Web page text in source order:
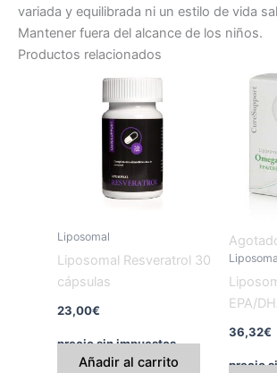
variada y equilibrada ni un estilo de vida
Mantener fuera del alcance de los niños.
Productos relacionados
Liposomal
Liposomal Resveratrol 30
cápsulas
23,00€
precio sin impuestos
Añadir al carrito
EPA/
36,32€
precio